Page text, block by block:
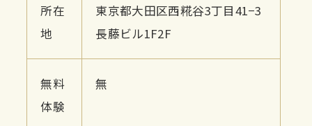
所在
地
東京都大田区西糀谷3丁目41−3
長藤ビル1F2F
無料
体験
無